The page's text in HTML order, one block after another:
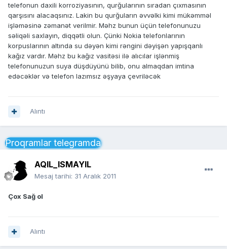
telefonun daxili korroziyasının, qurğularının sıradan çıxmasının
qarşısını alacaqsınız. Lakin bu qurğuların əvvəlki kimi mükəmməl
işləməsinə zəmanət verilmir. Məhz bunun üçün telefonunuzu
səliqəli saxlayın, diqqətli olun. Çünki Nokia telefonlarının
korpuslarının altında su dəyən kimi rəngini dəyişən yapışqanlı
kağız vardır. Məhz bu kağız vasitəsi ilə alıcılar işlənmiş
telefonunuzun suya düşdüyünü bilib, onu almaqdan imtina
edəcəklər və telefon lazımsız əşyaya çevriləcək
Alıntı
Proqramlar telegramda
AQIL_ISMAYIL
Mesaj tarihi: 31 Aralık 2011
Çox Sağ ol
Alıntı